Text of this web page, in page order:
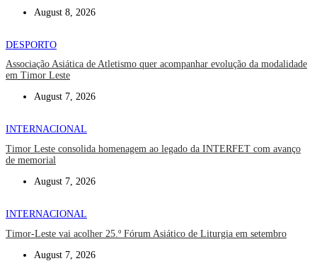
August 8, 2026
DESPORTO
Associação Asiática de Atletismo quer acompanhar evolução da modalidade
em Timor Leste
August 7, 2026
INTERNACIONAL
Timor Leste consolida homenagem ao legado da INTERFET com avanço
de memorial
August 7, 2026
INTERNACIONAL
Timor-Leste vai acolher 25.º Fórum Asiático de Liturgia em setembro
August 7, 2026